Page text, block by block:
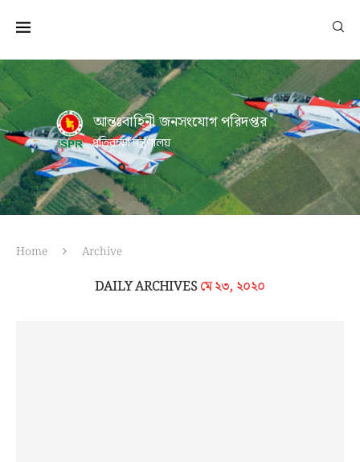
আন্তঃবাহিনী জনসংযোগ পরিদপ্তর
প্রতিরক্ষা মন্ত্রণালয়
Home Archive
DAILY ARCHIVES মে ২৩, ২০২০